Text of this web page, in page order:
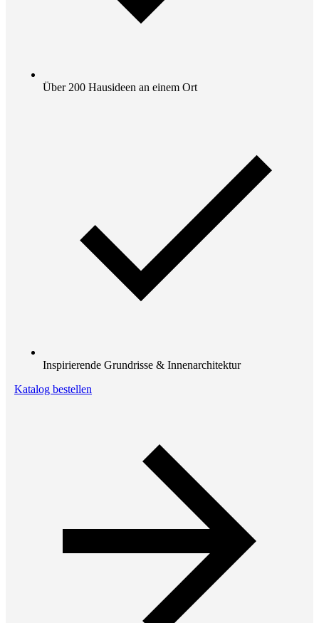
Über 200 Hausideen an einem Ort
Inspirierende Grundrisse & Innenarchitektur
Katalog bestellen